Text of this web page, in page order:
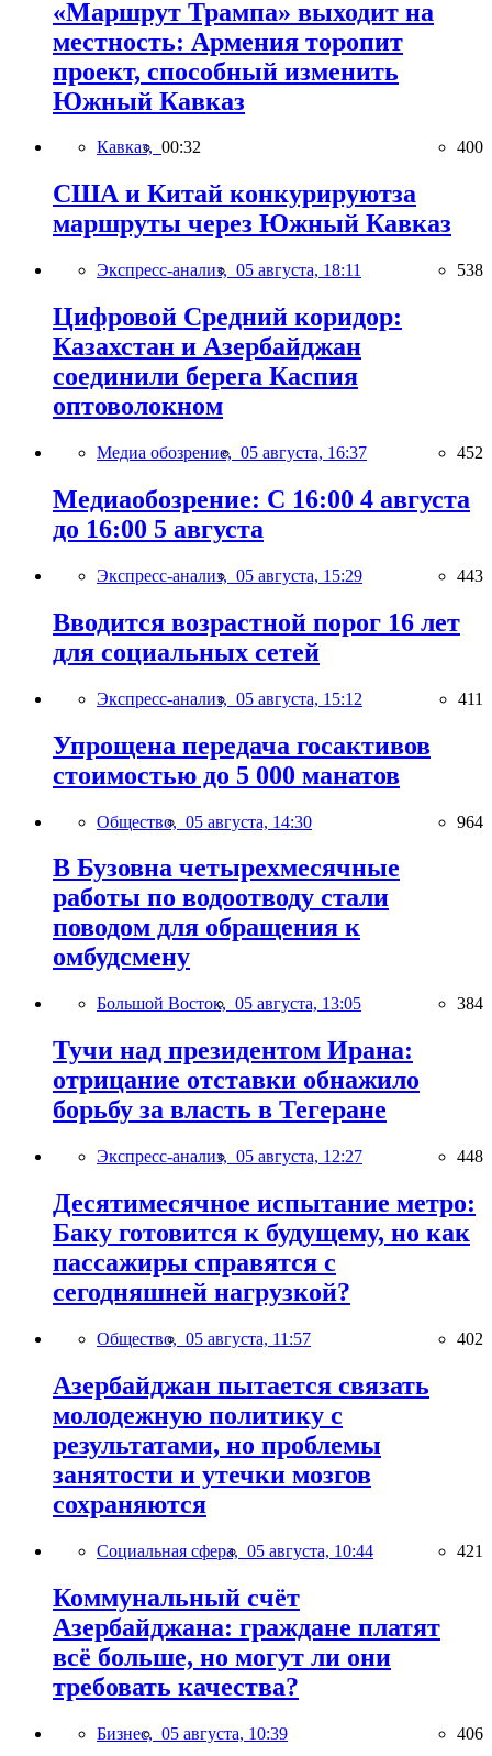
«Маршрут Трампа» выходит на
местность: Армения торопит
проект, способный изменить
Южный Кавказ
Кавказ, 00:32 400
США и Китай конкурируютза
маршруты через Южный Кавказ
Экспресс-анализ, 05 августа, 18:11 538
Цифровой Средний коридор:
Казахстан и Азербайджан
соединили берега Каспия
оптоволокном
Медиа обозрение, 05 августа, 16:37 452
Медиаобозрение: С 16:00 4 августа
до 16:00 5 августа
Экспресс-анализ, 05 августа, 15:29 443
Вводится возрастной порог 16 лет
для социальных сетей
Экспресс-анализ, 05 августа, 15:12 411
Упрощена передача госактивов
стоимостью до 5 000 манатов
Общество, 05 августа, 14:30 964
В Бузовна четырехмесячные
работы по водоотводу стали
поводом для обращения к
омбудсмену
Большой Восток, 05 августа, 13:05 384
Тучи над президентом Ирана:
отрицание отставки обнажило
борьбу за власть в Тегеране
Экспресс-анализ, 05 августа, 12:27 448
Десятимесячное испытание метро:
Баку готовится к будущему, но как
пассажиры справятся с
сегодняшней нагрузкой?
Общество, 05 августа, 11:57 402
Азербайджан пытается связать
молодежную политику с
результатами, но проблемы
занятости и утечки мозгов
сохраняются
Социальная сфера, 05 августа, 10:44 421
Коммунальный счёт
Азербайджана: граждане платят
всё больше, но могут ли они
требовать качества?
Бизнес, 05 августа, 10:39 406